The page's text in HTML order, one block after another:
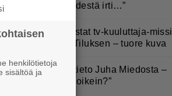
”Päästää kädestä irti…”
8. Vieläkö muistat tv-kuuluttaja-missi
Anna-Liisa Tiluksen – tuore kuva
9. Pysäyttävä tieto Juha Miedosta –
”Onko tämä oikein?”
henkilötietoja
sisältöä ja